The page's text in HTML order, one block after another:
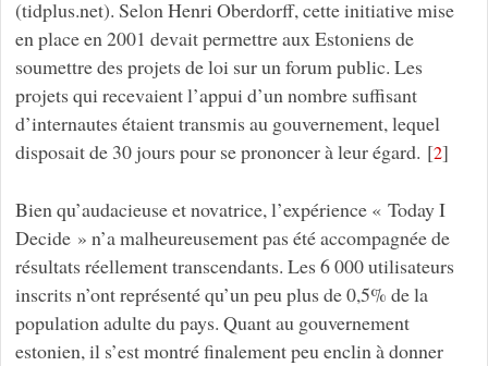
(tidplus.net). Selon Henri Oberdorff, cette initiative mise
en place en 2001 devait permettre aux Estoniens de
soumettre des projets de loi sur un forum public. Les
projets qui recevaient l’appui d’un nombre suffisant
d’internautes étaient transmis au gouvernement, lequel
disposait de 30 jours pour se prononcer à leur égard. [2]
Bien qu’audacieuse et novatrice, l’expérience « Today I
Decide » n’a malheureusement pas été accompagnée de
résultats réellement transcendants. Les 6 000 utilisateurs
inscrits n’ont représenté qu’un peu plus de 0,5% de la
population adulte du pays. Quant au gouvernement
estonien, il s’est montré finalement peu enclin à donner